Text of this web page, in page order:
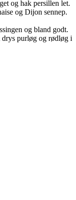
og hak persillen let.
og Dijon sennep.
og bland godt.
drys purløg og rødløg i